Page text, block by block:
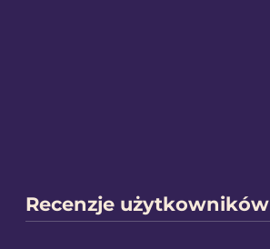
Recenzje użytkowników